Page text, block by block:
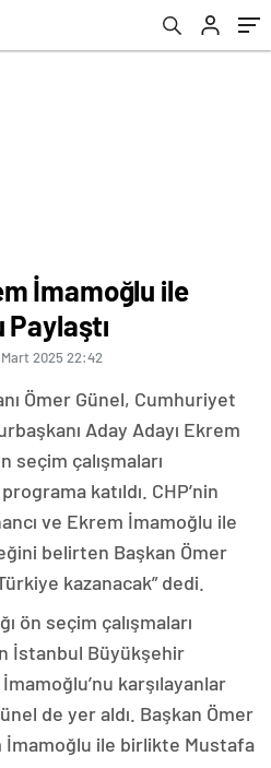
İmamoğlu ile
2025 22:42
Ömer Günel, Cumhuriyet
Aday Adayı Ekrem
seçim çalışmaları
katıldı. CHP’nin
ve Ekrem İmamoğlu ile
belirten Başkan Ömer
kazanacak” dedi.
ön seçim çalışmaları
İstanbul Büyükşehir
karşılayanlar
de yer aldı. Başkan Ömer
İmamoğlu ile birlikte Mustafa